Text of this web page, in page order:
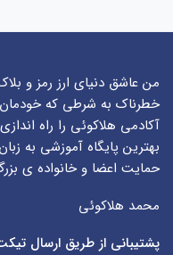
من عاشق دنیای ارز رمز و
خطرناک به شرطی که خودمان
آکادمی هلاکوئی را راه
بهترین پایگاه آموزشی به
حمایت اعضا و خانواده ی
محمد هلاکوئی
پشتیبانی از طریق ارسال